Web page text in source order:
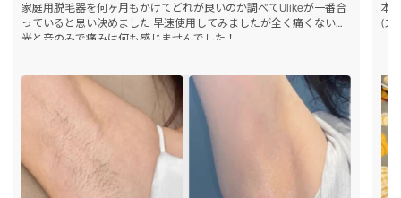
家庭用脱毛器を何ヶ月もかけてどれが良いのか調べてUlikeが一番合
っていると思い決めました 早速使用してみましたが全く痛くない！
光と音のみで痛みは何も感じませんでした！
本
(ス